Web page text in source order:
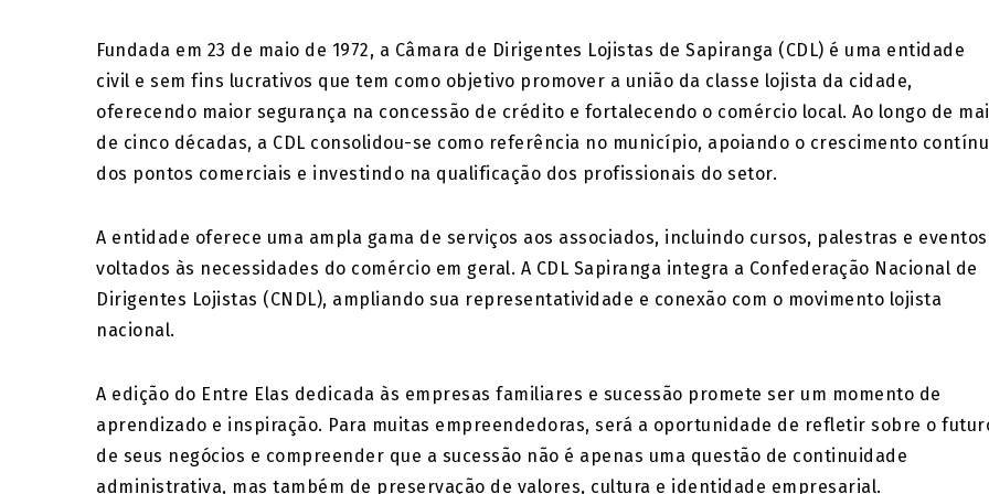
Fundada em 23 de maio de 1972, a Câmara de Dirigentes Lojistas de Sapiranga (CDL) é uma entidade
civil e sem fins lucrativos que tem como objetivo promover a união da classe lojista da cidade,
oferecendo maior segurança na concessão de crédito e fortalecendo o comércio local. Ao longo de
de cinco décadas, a CDL consolidou-se como referência no município, apoiando o crescimento
dos pontos comerciais e investindo na qualificação dos profissionais do setor.
A entidade oferece uma ampla gama de serviços aos associados, incluindo cursos, palestras e eventos
voltados às necessidades do comércio em geral. A CDL Sapiranga integra a Confederação Nacional de
Dirigentes Lojistas (CNDL), ampliando sua representatividade e conexão com o movimento lojista
nacional.
A edição do Entre Elas dedicada às empresas familiares e sucessão promete ser um momento de
aprendizado e inspiração. Para muitas empreendedoras, será a oportunidade de refletir sobre o
de seus negócios e compreender que a sucessão não é apenas uma questão de continuidade
administrativa, mas também de preservação de valores, cultura e identidade empresarial.